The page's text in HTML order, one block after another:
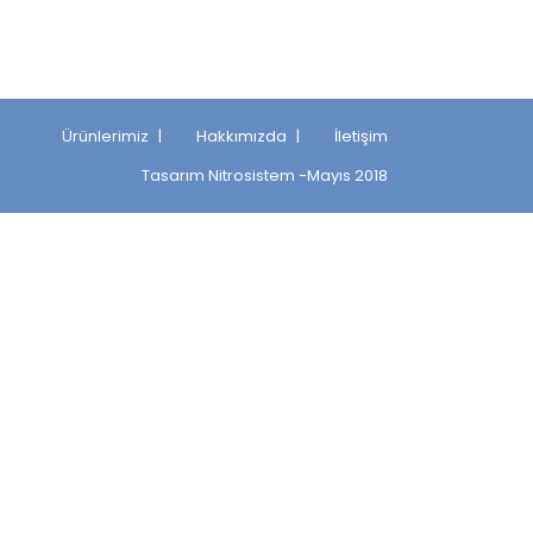
Ürünlerimiz Hakkımızda
İletişim
Tasarım Nitrosistem -Mayıs 2018